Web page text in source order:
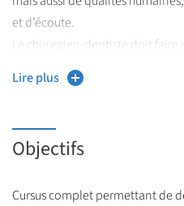
et d’écoute.
Le chirurgien-dentiste doit faire
l’ensemble de ses actes
responsabilité au sein de son
soins.
Comme les autres
leurs connaissances et
Lire plus
Objectifs
Cursus complet permettant de